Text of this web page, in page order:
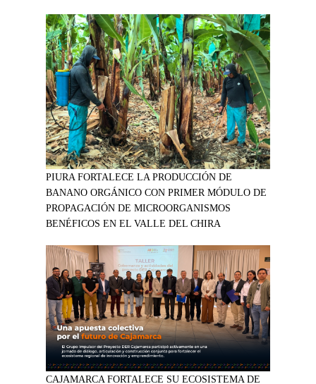
PIURA FORTALECE LA PRODUCCIÓN DE
BANANO ORGÁNICO CON PRIMER MÓDULO DE
PROPAGACIÓN DE MICROORGANISMOS
BENÉFICOS EN EL VALLE DEL CHIRA
CAJAMARCA FORTALECE SU ECOSISTEMA DE